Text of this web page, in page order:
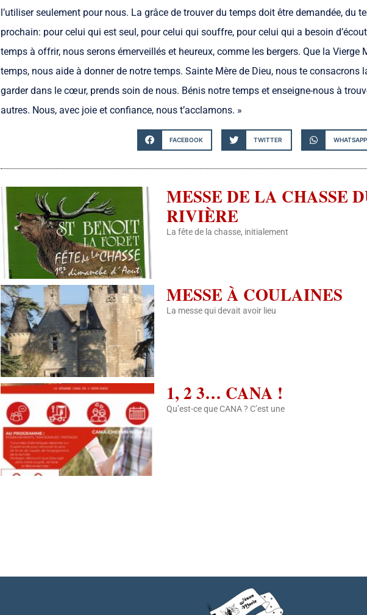
l’utiliser seulement pour nous. La grâce de trouver du temps doit être demandée, du
prochain: pour celui qui est seul, pour celui qui souffre, pour celui qui a besoin
temps à offrir, nous serons émerveillés et heureux, comme les bergers. Que la Vierge
temps, nous aide à donner de notre temps. Sainte Mère de Dieu, nous te consacrons
garder dans le cœur, prends soin de nous. Bénis notre temps et enseigne-nous à
autres. Nous, avec joie et confiance, nous t’acclamons. »
FACEBOOK TWITTER WHATSAPP
MESSE DE LA CHASSE
RIVIÈRE
La fête de la chasse, initialement
MESSE À COULAINES
La messe qui devait avoir lieu
1, 2 3… CANA !
Qu’est-ce que CANA ? C’est une